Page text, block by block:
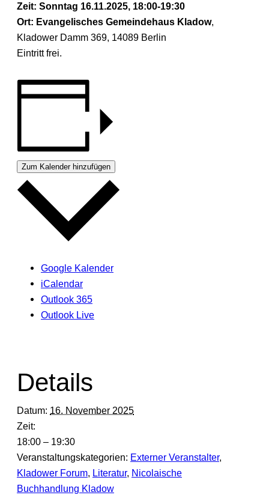
Zeit: Sonntag 16.11.2025, 18:00-19:30
Ort: Evangelisches Gemeindehaus Kladow,
Kladower Damm 369, 14089 Berlin
Eintritt frei.
Zum Kalender hinzufügen
Google Kalender
iCalendar
Outlook 365
Outlook Live
Details
Datum: 16. November 2025
Zeit:
18:00 – 19:30
Veranstaltungskategorien: Externer Veranstalter,
Kladower Forum, Literatur, Nicolaische
Buchhandlung Kladow